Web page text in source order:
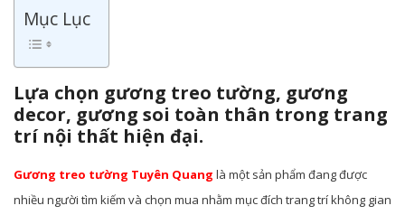
Mục Lục
Lựa chọn gương treo tường, gương
decor, gương soi toàn thân trong trang
trí nội thất hiện đại.
Gương treo tường Tuyên Quang là một sản phẩm đang được
nhiều người tìm kiếm và chọn mua nhằm mục đích trang trí không gian